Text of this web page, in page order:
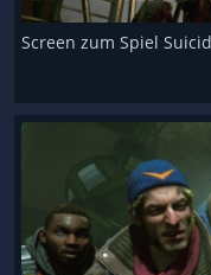
Screen zum Spiel